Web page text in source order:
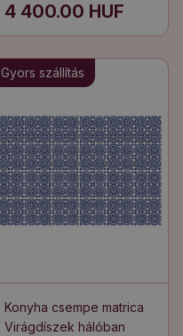
4 400.00 HUF
Gyors szállítás
Konyha csempe matrica
Virágdíszek hálóban